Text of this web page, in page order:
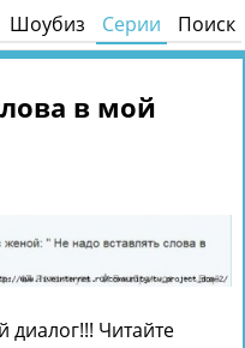
Шоубиз Серии Поиск
в мой
диалог!!! Читайте